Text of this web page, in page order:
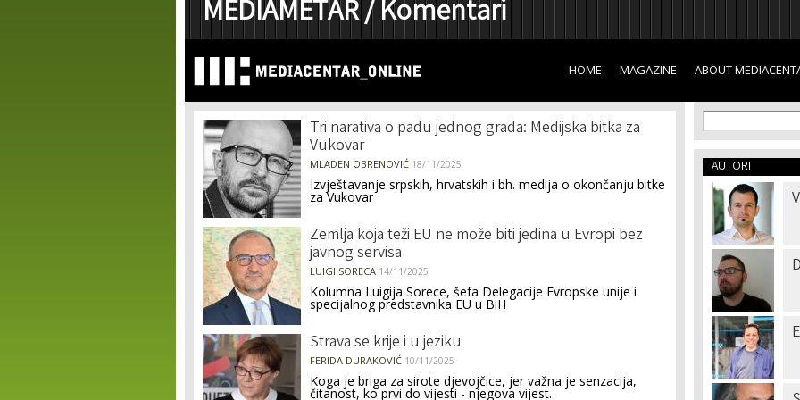
content
MEDIAMETAR /Komentari
HOME MAGAZINE ABOUT
Tri narativa o padu jednog grada: Medijska bitka za
Vukovar
MLADEN OBRENOVIĆ 18/11/2025
Izvještavanje srpskih, hrvatskih i bh. medija o okončanju bitke
za Vukovar
Zemlja koja teži EU ne može biti jedina u Evropi bez
javnog servisa
LUIGI SORECA 14/11/2025
Kolumna Luigija Sorece, šefa Delegacije Evropske unije i
specijalnog predstavnika EU u BiH
Strava se krije i u jeziku
FERIDA DURAKOVIĆ 10/11/2025
Koga je briga za sirote djevojčice, jer važna je senzacija,
čitanost, ko prvi do vijesti - njegova vijest.
Pages Search
Search
AUTORI